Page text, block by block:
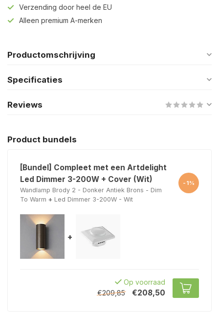
Verzending door heel de EU
Alleen premium A-merken
Productomschrijving
Specificaties
Reviews
Product bundels
[Bundel] Compleet met een Artdelight
Led Dimmer 3-200W + Cover (Wit)
Wandlamp Brody 2 - Donker Antiek Brons - Dim
To Warm + Led Dimmer 3-200W - Wit
-1%
+
Op voorraad
€209,85
€208,50